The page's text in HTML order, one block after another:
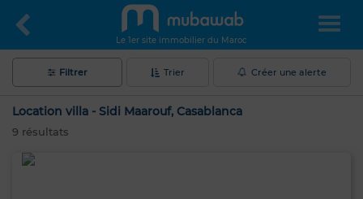
Le 1er site immobilier du Maroc
Filtrer Trier Créer une alerte
Location villa - Sidi Maarouf, Casablanca
9 résultats